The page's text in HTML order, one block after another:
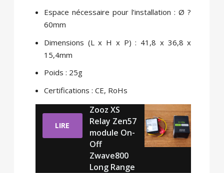
Espace nécessaire pour l’installation : Ø ?
60mm
Dimensions (L x H x P) : 41,8 x 36,8 x
15,4mm
Poids : 25g
Certifications : CE, RoHs
LIRE
Zooz XS
Relay Zen57
module On-
Off
Zwave800
Long Range